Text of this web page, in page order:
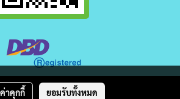
right by makewebeasy.com
าคุกกี้ ยอมรับทั้งหมด